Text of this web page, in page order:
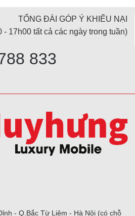
TỔNG ĐÀI GÓP Ý KHIẾU NẠI
- 17h00 tất cả các ngày trong tuần)
833
- Q.Bắc Từ Liêm - Hà Nội (có chỗ